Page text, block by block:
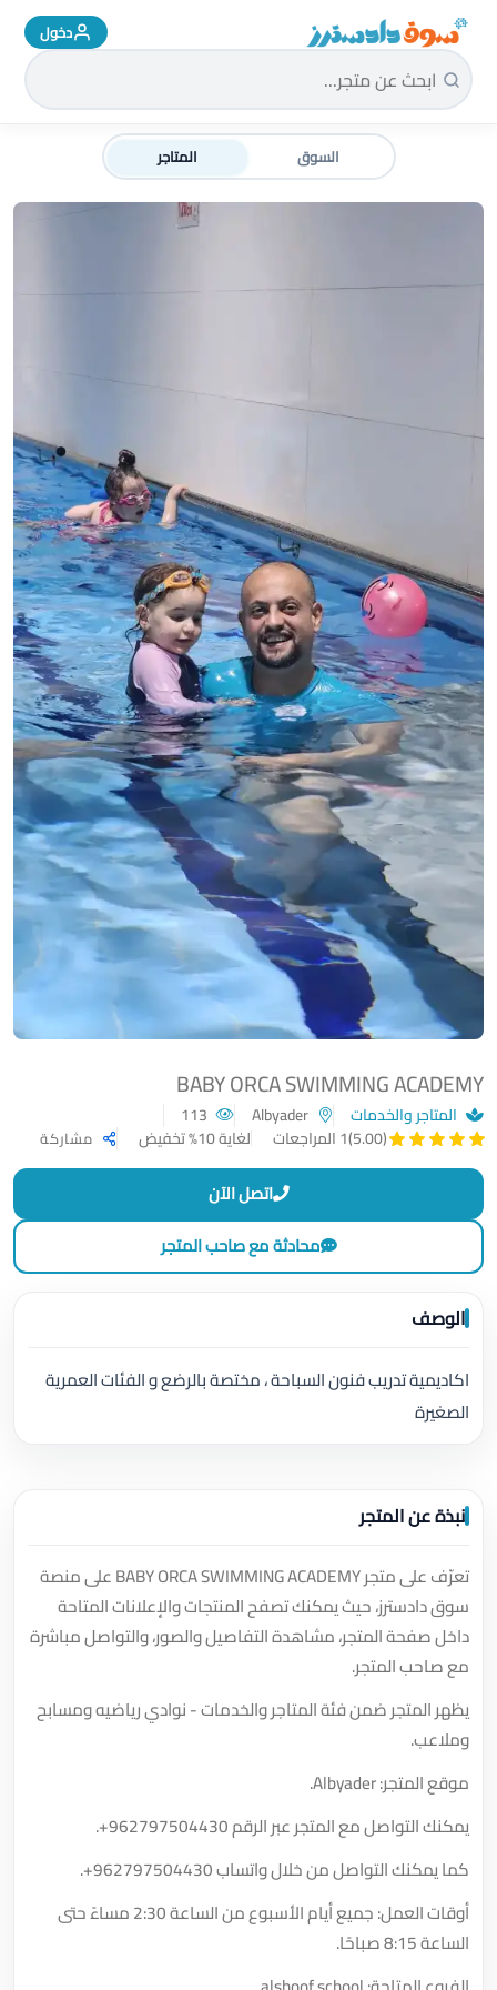
سوق دادسترز الرئيسية دخول
السوق المتاجر
BABY ORCA SWIMMING ACADEMY
المتاجر والخدمات
(5.00)
1 المراجعات لغاية 10% تخفيض مشاركة
اتصل الآن
محادثة مع صاحب المتجر
الوصف
اكاديمية تدريب فنون السباحة ، مختصة بالرضع و الفئات العمرية
الصغيرة
نبذة عن المتجر
تعرّف على متجر BABY ORCA SWIMMING ACADEMY على منصة
سوق دادسترز، حيث يمكنك تصفح المنتجات والإعلانات المتاحة
داخل صفحة المتجر، مشاهدة التفاصيل والصور، والتواصل مباشرة
مع صاحب المتجر.
يظهر المتجر ضمن فئة المتاجر والخدمات - نوادي رياضيه ومسابح
وملاعب.
موقع المتجر: Albyader.
يمكنك التواصل مع المتجر عبر الرقم+962797504430
.
كما يمكنك التواصل من خلال واتساب+962797504430
.
أوقات العمل: جميع أيام الأسبوع من الساعة 2:30 مساءً حتى
الساعة 8:15 صباحًا.